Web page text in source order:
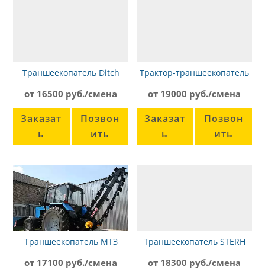
Траншеекопатель Ditch
от 16500 руб./смена
Заказат
ь
Позвон
ить
Трактор-траншеекопатель
от 19000 руб./смена
Заказат
ь
Позвон
ить
Траншеекопатель МТЗ
от 17100 руб./смена
Траншеекопатель STERH
от 18300 руб./смена